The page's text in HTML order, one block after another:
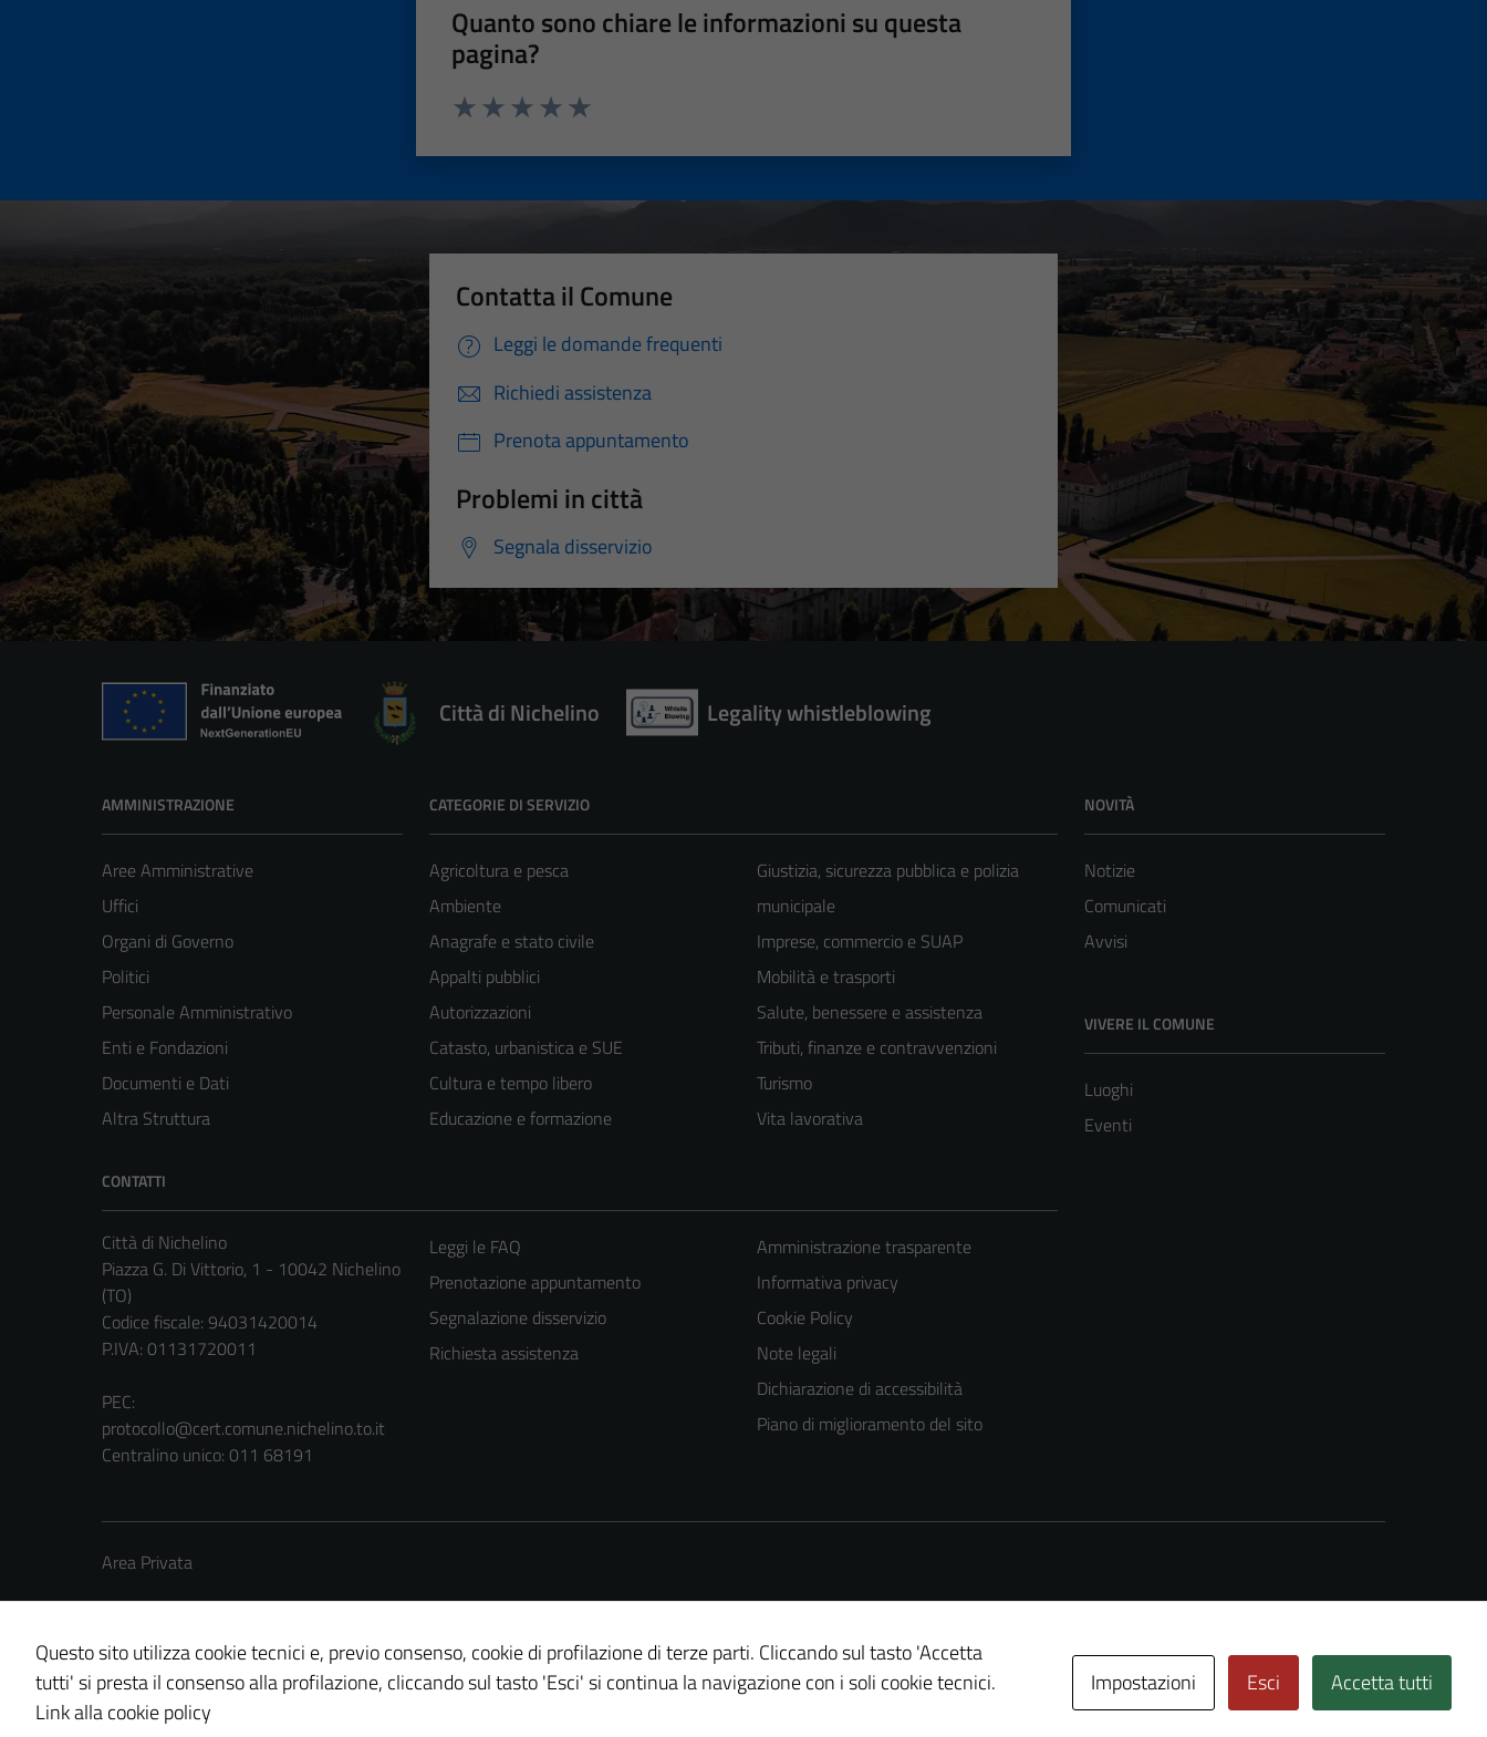
Quanto sono chiare le informazioni su questa
pagina?
Contatta il Comune
Leggi le domande frequenti
Richiedi assistenza
Prenota appuntamento
Problemi in città
Segnala disservizio
Città di Nichelino Legality whistleblowing
AMMINISTRAZIONE
Aree Amministrative
Uffici
Organi di Governo
Politici
Personale Amministrativo
Enti e Fondazioni
Documenti e Dati
Altra Struttura
CATEGORIE DI SERVIZIO
Agricoltura e pesca
Ambiente
Anagrafe e stato civile
Appalti pubblici
Autorizzazioni
Catasto, urbanistica e SUE
Cultura e tempo libero
Educazione e formazione
Giustizia, sicurezza pubblica e polizia
municipale
Imprese, commercio e SUAP
Mobilità e trasporti
Salute, benessere e assistenza
Tributi, finanze e contravvenzioni
Turismo
Vita lavorativa
NOVITÀ
Notizie
Comunicati
Avvisi
VIVERE IL COMUNE
Luoghi
Eventi
CONTATTI
Città di Nichelino
Piazza G. Di Vittorio, 1 - 10042 Nichelino
(TO)
Codice fiscale: 94031420014
P.IVA: 01131720011
PEC:
protocollo@cert.comune.nichelino.to.it
Centralino unico: 011 68191
Leggi le FAQ
Prenotazione appuntamento
Segnalazione disservizio
Richiesta assistenza
Amministrazione trasparente
Informativa privacy
Cookie Policy
Note legali
Dichiarazione di accessibilità
Piano di miglioramento del sito
Area Privata
Credits: © Technical Design s.r.l.
Questo sito utilizza cookie tecnici e, previo consenso, cookie di profilazione di terze parti. Cliccando sul tasto 'Accetta
tutti' si presta il consenso alla profilazione, cliccando sul tasto 'Esci' si continua la navigazione con i soli cookie tecnici.
Link alla cookie policy
Impostazioni Esci Accetta tutti
essere
disabilitati.